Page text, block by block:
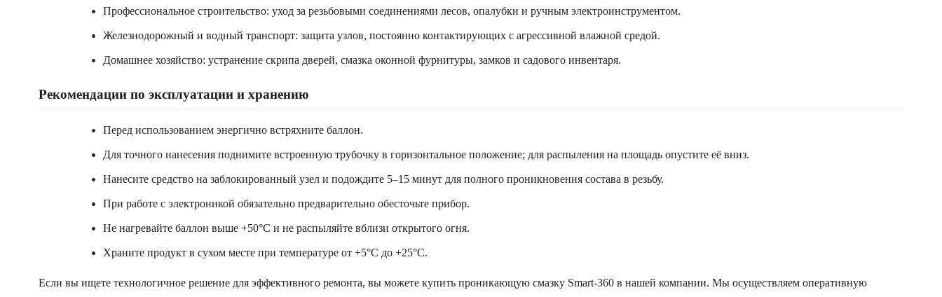
Профессиональное строительство: уход за резьбовыми соединениями лесов, опалубки и ручным электроинструментом.
Железнодорожный и водный транспорт: защита узлов, постоянно контактирующих с агрессивной влажной средой.
Домашнее хозяйство: устранение скрипа дверей, смазка оконной фурнитуры, замков и садового инвентаря.
Рекомендации по эксплуатации и хранению
Перед использованием энергично встряхните баллон.
Для точного нанесения поднимите встроенную трубочку в горизонтальное положение; для распыления на площадь опустите её вниз.
Нанесите средство на заблокированный узел и подождите 5–15 минут для полного проникновения состава в резьбу.
При работе с электроникой обязательно предварительно обесточьте прибор.
Не нагревайте баллон выше +50°C и не распыляйте вблизи открытого огня.
Храните продукт в сухом месте при температуре от +5°C до +25°C.
Если вы ищете технологичное решение для эффективного ремонта, вы можете купить проникающую смазку Smart-360 в нашей компании. Мы осуществляем оперативную